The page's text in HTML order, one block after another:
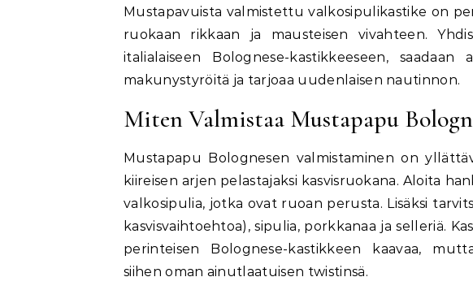
Mustapavuista valmistettu valkosipulikastike on
ruokaan rikkaan ja mausteisen vivahteen.
italialaiseen Bolognese-kastikkeeseen,
makunystyröitä ja tarjoaa uudenlaisen nautinnon.
Miten Valmistaa Mustapapu
Mustapapu Bolognesen valmistaminen on
kiireisen arjen pelastajaksi kasvisruokana. Aloita
valkosipulia, jotka ovat ruoan perusta. Lisäksi
kasvisvaihtoehtoa), sipulia, porkkanaa ja selleriä.
perinteisen Bolognese-kastikkeen kaavaa,
siihen oman ainutlaatuisen twistinsä.